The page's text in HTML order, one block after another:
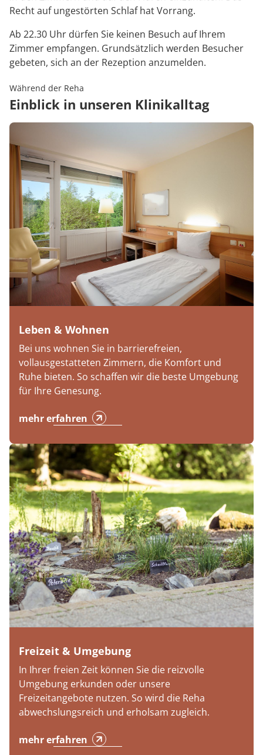
Recht auf ungestörten Schlaf hat Vorrang.
Ab 22.30 Uhr dürfen Sie keinen Besuch auf Ihrem
Zimmer empfangen. Grundsätzlich werden Besucher
gebeten, sich an der Rezeption anzumelden.
Während der Reha
Einblick in unseren Klinikalltag
Leben & Wohnen
Bei uns wohnen Sie in barrierefreien,
vollausgestatteten Zimmern, die Komfort und
Ruhe bieten. So schaffen wir die beste Umgebung
für Ihre Genesung.
mehr erfahren
Freizeit & Umgebung
In Ihrer freien Zeit können Sie die reizvolle
Umgebung erkunden oder unsere
Freizeitangebote nutzen. So wird die Reha
abwechslungsreich und erholsam zugleich.
mehr erfahren